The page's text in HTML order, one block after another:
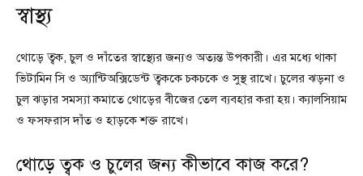
স্বাস্থ্য
থোড়ে ত্বক, চুল ও দাঁতের স্বাস্থ্যের জন্যও অত্যন্ত উপকারী। এর মধ্যে থাকা
ভিটামিন সি ও অ্যান্টিঅক্সিডেন্ট ত্বককে চকচকে ও সুস্থ রাখে। চুলের ঝড়না ও
চুল ঝড়ার সমস্যা কমাতে থোড়ের বীজের তেল ব্যবহার করা হয়। ক্যালসিয়াম
ও ফসফরাস দাঁত ও হাড়কে শক্ত রাখে।
থোড়ে ত্বক ও চুলের জন্য কীভাবে কাজ করে?